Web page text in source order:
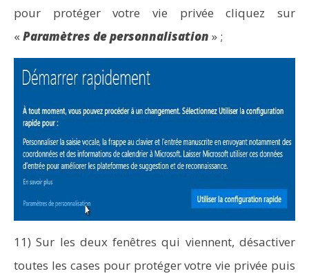
pour protéger votre vie privée cliquez sur
« Paramètres de personnalisation » ;
11) Sur les deux fenêtres qui viennent, désactiver
toutes les cases pour protéger votre vie privée puis